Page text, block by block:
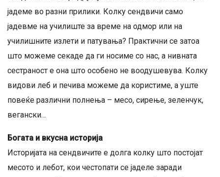
јадеме во разни прилики. Колку сендвичи само
јадевме на училиште за време на одмор или на
училишните излети и патувања? Практични се затоа
што можеме секаде да ги носиме со нас, а нивната
сестраност е она што особено не воодушевува. Колку
видови леб и печива можеме да користиме, а уште
повеќе различни полнења – месо, сирење, зеленчук,
вегански…
Богата и вкусна историја
Историјата на сендвичите е долга колку што постојат
месото и лебот, кои честопати се јаделе заради